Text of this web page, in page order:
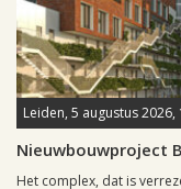
Leiden, 5 augustus 2026,
Nieuwbouwproject
Het complex, dat is